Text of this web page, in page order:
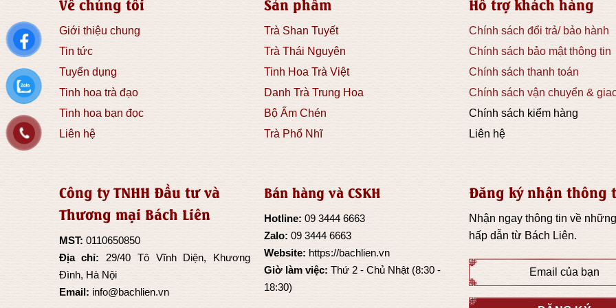
Giới thiệu chung
Tin tức
Tuyển dụng
Tinh hoa trà đạo
Tinh hoa bạn đọc
Liên hệ
Trà Shan Tuyết
Trà Thái Nguyên
Tinh Hoa Trà Việt
Danh Trà Trung Hoa
Bộ Ấm Chén
Trà Phổ Nhĩ
Chính sách đổi trả/ bảo hành
Chính sách bảo mật thông tin
Chính sách thanh toán
Chính sách vận chuyển &
Chính sách kiểm hàng
Liên hệ
Công ty TNHH Đầu tư và
Thương mại Bách Liên
MST: 0110650850
Địa chỉ:
29/40 Tô Vĩnh Diện, Khương
Đình, Hà Nội
Email: info@bachlien.vn
Bán hàng và CSKH
Hotline: 09 3444 6663
Zalo: 09 3444 6663
Website: https://bachlien.vn
Giờ làm việc: Thứ 2 - Chủ Nhật (8:30 -
18:30)
Đăng ký nhận thông
Nhận ngay thông tin về
hấp dẫn từ Bách Liên.